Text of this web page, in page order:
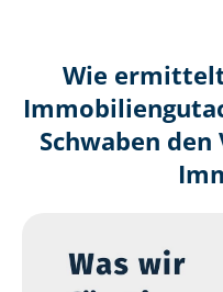
Wie
Schwaben